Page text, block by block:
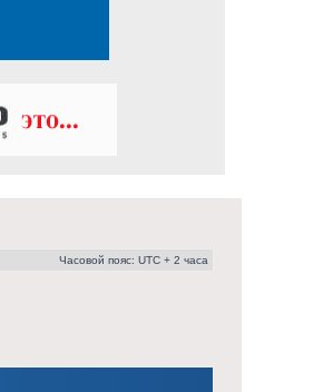
Часовой пояс: UTC + 2 часа